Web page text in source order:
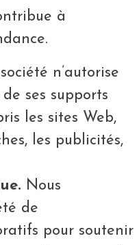
à
n’autorise
ses supports
les sites Web,
les publicités,
Nous
de
pour soutenir